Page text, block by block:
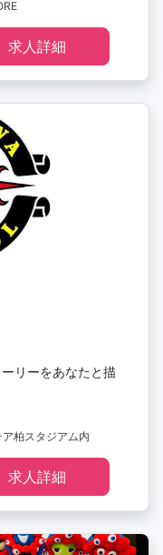
求人詳細
リーをあなたと描
柏スタジアム内
求人詳細